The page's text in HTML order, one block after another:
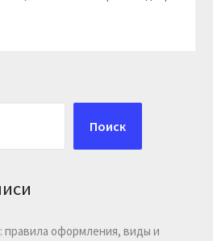
Поиск
правила оформления, виды и